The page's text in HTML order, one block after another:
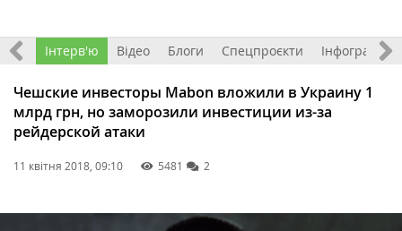
Інтерв'ю Відео Блоги Спецпроєкти Інфографіка
Чешские инвесторы Mabon вложили в Украину 1
млрд грн, но заморозили инвестиции из-за
рейдерской атаки
11 квітня 2018, 09:10 5481 2